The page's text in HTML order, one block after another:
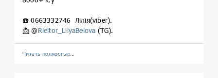
☎️ 0663332746 Лілія(viber).
📩 @Rieltor_LilyaBelova (TG).
Читать полностью…